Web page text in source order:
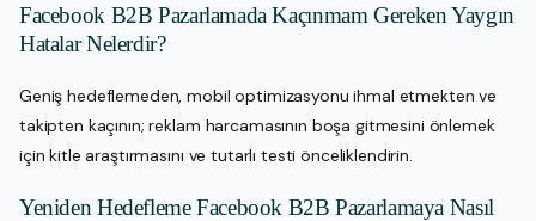
Facebook B2B Pazarlamada Kaçınmam Gereken Yaygın
Hatalar Nelerdir?
Geniş hedeflemeden, mobil optimizasyonu ihmal etmekten ve
takipten kaçının; reklam harcamasının boşa gitmesini önlemek
için kitle araştırmasını ve tutarlı testi önceliklendirin.
Yeniden Hedefleme Facebook B2B Pazarlamaya Nasıl